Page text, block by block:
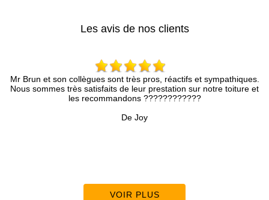
Les avis de nos clients
Brun et son collègues sont très pros, réactifs et sympathiques.
sommes très satisfaits de leur prestation sur notre toiture et
les recommandons ????????????
De Joy
VOIR PLUS